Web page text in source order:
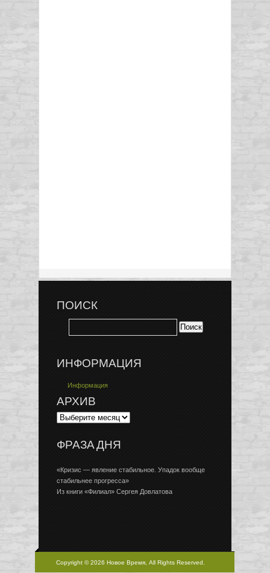
ПОИСК
ИНФОРМАЦИЯ
Информация
АРХИВ
ФРАЗА ДНЯ
«Кризис — явление стабильное. Упадок вообще
стабильнее прогресса»
Из книги «Филиал» Сергея Довлатова
Copyright © 2026 Новое Время, All Rights Reserved.